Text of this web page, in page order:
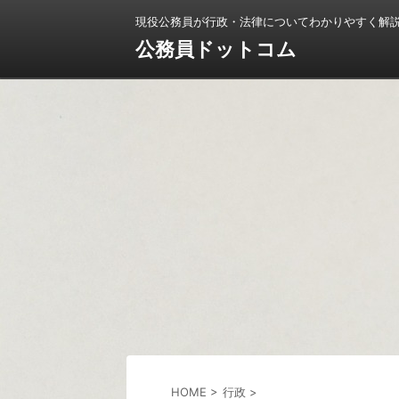
現役公務員が行政・法律についてわかりやすく解
公務員ドットコム
HOME > 行政 >